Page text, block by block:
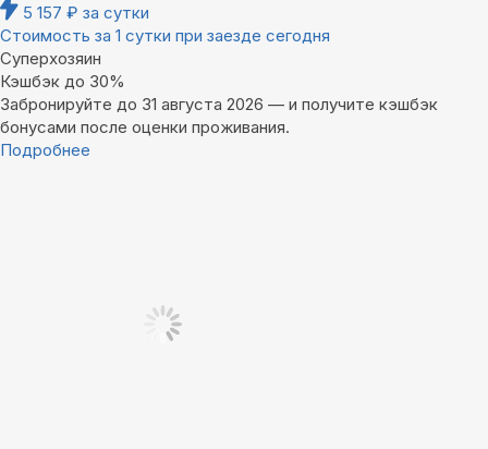
5 157 ₽ за сутки
Стоимость за 1 сутки при заезде сегодня
Суперхозяин
Кэшбэк до 30%
Забронируйте до 31 августа 2026 — и получите кэшбэк
бонусами после оценки проживания.
Подробнее